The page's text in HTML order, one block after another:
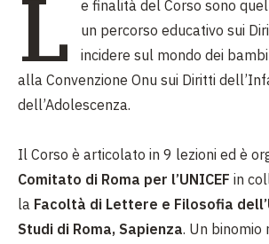
L
e finalità del Corso sono
un percorso educativo sui
incidere sul mondo dei
alla Convenzione Onu sui Diritti
dell’Adolescenza.
Il Corso è articolato in 9 lezioni ed è
Comitato di Roma per l’UNICEF in
la Facoltà di Lettere e Filosofia
Studi di Roma, Sapienza. Un binomio